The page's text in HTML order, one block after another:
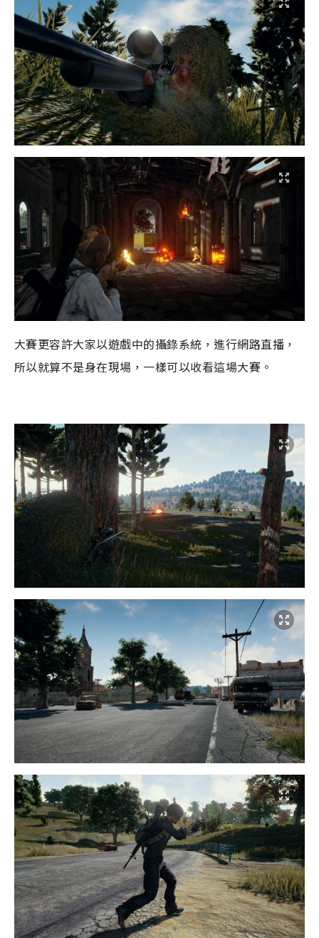
大賽更容許大家以遊戲中的攝錄系統，進行網路直播，
所以就算不是身在現場，一樣可以收看這場大賽。